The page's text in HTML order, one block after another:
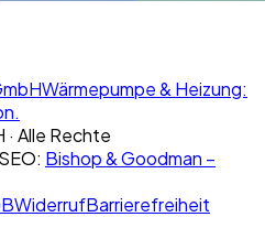
Wärmepumpe & Heizung:
Alle Rechte
Bishop & Goodman –
WiderrufBarrierefreiheit